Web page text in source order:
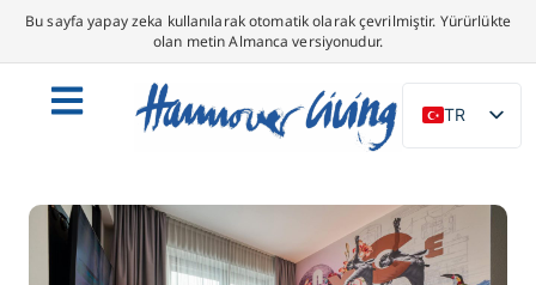
Bu sayfa yapay zeka kullanılarak otomatik olarak çevrilmiştir. Yürürlükte
olan metin Almanca versiyonudur.
TR
DE
NL
PL